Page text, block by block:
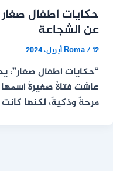
حكايات اطفال
عن الشجاعة
Roma/12 أبريل، 2024
“حكايات اطفال صغار”،
عاشت فتاةٌ صغيرةٌ
مرحةً وذكيةً، لكنها كانت